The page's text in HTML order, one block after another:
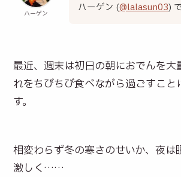
ハーゲン
ハーゲン (@lalasun03)
最近、週末は初日の朝におでんを大
れをちびちび食べながら過ごすこと
す。
相変わらず冬の寒さのせいか、夜は
激しく……